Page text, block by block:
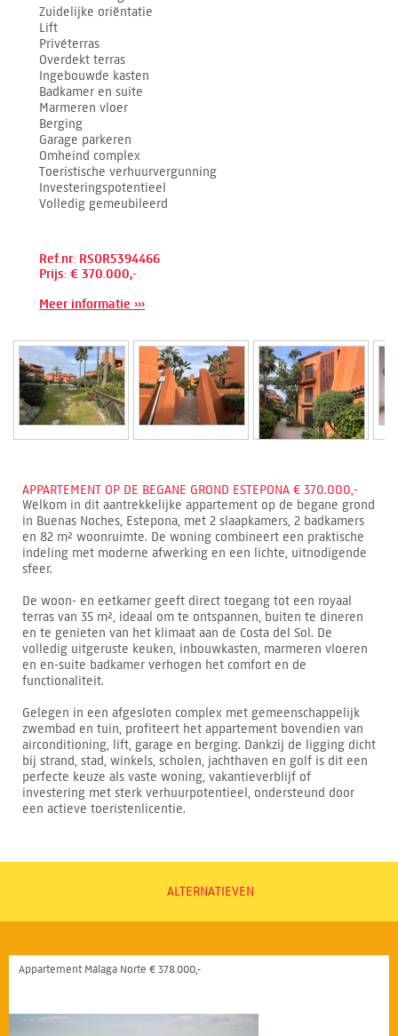
Zuidelijke oriëntatie
Lift
Privéterras
Overdekt terras
Ingebouwde kasten
Badkamer en suite
Marmeren vloer
Berging
Garage parkeren
Omheind complex
Toeristische verhuurvergunning
Investeringspotentieel
Volledig gemeubileerd
Ref.nr: RSOR5394466
Prijs: € 370.000,-
Meer informatie ›››
APPARTEMENT OP DE BEGANE GROND ESTEPONA € 370.000,-
Welkom in dit aantrekkelijke appartement op de begane grond
in Buenas Noches, Estepona, met 2 slaapkamers, 2 badkamers
en 82 m² woonruimte. De woning combineert een praktische
indeling met moderne afwerking en een lichte, uitnodigende
sfeer.
De woon- en eetkamer geeft direct toegang tot een royaal
terras van 35 m², ideaal om te ontspannen, buiten te dineren
en te genieten van het klimaat aan de Costa del Sol. De
volledig uitgeruste keuken, inbouwkasten, marmeren vloeren
en en-suite badkamer verhogen het comfort en de
functionaliteit.
Gelegen in een afgesloten complex met gemeenschappelijk
zwembad en tuin, profiteert het appartement bovendien van
airconditioning, lift, garage en berging. Dankzij de ligging dicht
bij strand, stad, winkels, scholen, jachthaven en golf is dit een
perfecte keuze als vaste woning, vakantieverblijf of
investering met sterk verhuurpotentieel, ondersteund door
een actieve toeristenlicentie.
ALTERNATIEVEN
Appartement Málaga Norte € 378.000,-